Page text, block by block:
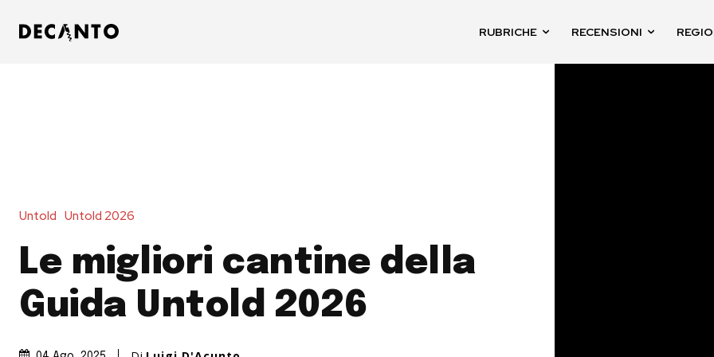
RUBRICHE RECENSIONI
Untold Untold 2026
Le migliori cantine della
Guida Untold 2026